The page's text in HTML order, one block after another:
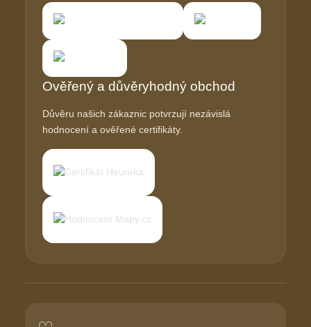
Ověřený a důvěryhodný obchod
Důvěru našich zákaznic potvrzují nezávislá
hodnocení a ověřené certifikáty.